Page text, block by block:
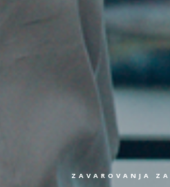
ZAVAROVANJA